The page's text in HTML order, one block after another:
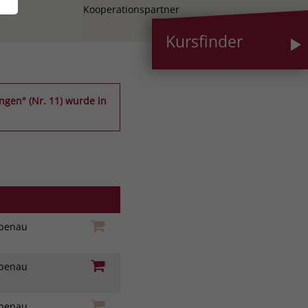
Kooperationspartner
Kursfinder
(Nr. 11) wurde in